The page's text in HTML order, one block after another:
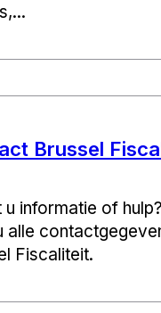
Brussel
u informatie of
alle
Fiscaliteit.